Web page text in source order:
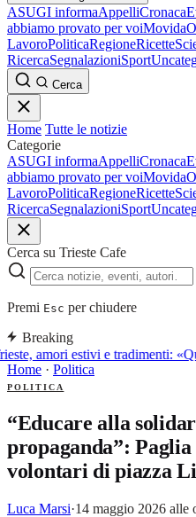
ASUGI informaAppelliCronaca
abbiamo provato per voiMovida
LavoroPoliticaRegioneRicette
RicercaSegnalazioniSport
Cerca
Home Tutte le notizie
Categorie
ASUGI informaAppelliCronaca
abbiamo provato per voiMovida
LavoroPoliticaRegioneRicette
RicercaSegnalazioniSport
Cerca su Trieste Cafe
Premi Esc per chiudere
Breaking
amori estivi e tradimenti:
Home · Politica
POLITICA
“Educare alla
propaganda”:
volontari di piazza
Luca Marsi·14 maggio 2026 alle